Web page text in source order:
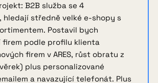
B2B služba se 4
hledají středně velké e-shopy s
Postavil bych
firem podle profilu klienta
firem v ARES, růst obratu z
plus personalizované
a navazující telefonát. Plus